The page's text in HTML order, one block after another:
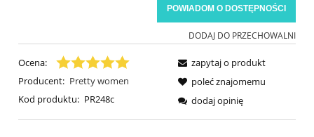
POWIADOM O DOSTĘPNOŚCI
DODAJ DO PRZECHOWALNI
Ocena:
Producent: Pretty women
Kod produktu: PR248c
zapytaj o produkt
poleć znajomemu
dodaj opinię